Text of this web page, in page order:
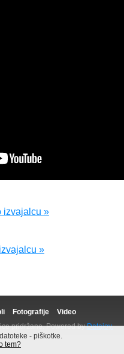
izvajalcu »
»
Fotografije
Video
pridržane. Powered byDatajoy.
- piškotke.
tem?